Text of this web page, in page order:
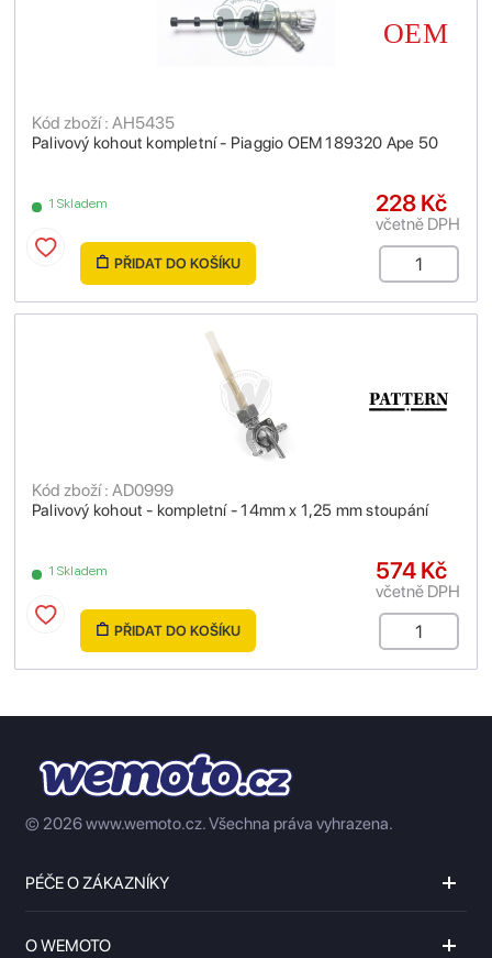
Palivový kohout kompletní - Piaggio OEM 189320 Ape 50
Kód zboží : AH5435
1 Skladem 228 Kč
včetně DPH
PŘIDAT DO KOŠÍKU
Palivový kohout - kompletní - 14mm x 1,25 mm stoupání
Kód zboží : AD0999
1 Skladem 574 Kč
včetně DPH
PŘIDAT DO KOŠÍKU
© 2026 www.wemoto.cz.Všechna práva vyhrazena.
PÉČE O ZÁKAZNÍKY
O WEMOTO